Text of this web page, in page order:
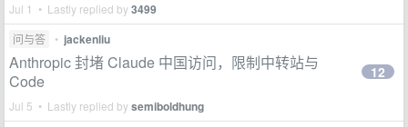
Jul 1 • Lastly replied by3499
问与答 • jackenliu
Anthropic 封堵 Claude 中国访问，限制中转站与
Code
Jul 5 • Lastly replied bysemiboldhung
12